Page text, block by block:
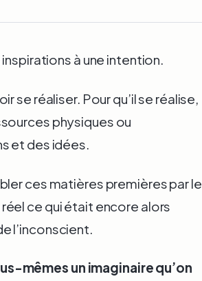
à une intention.
se réaliser. Pour qu’il se réalise,
physiques ou
et des idées.
ces matières premières par le
ce qui était encore alors
l’inconscient.
mêmes un imaginaire qu’on